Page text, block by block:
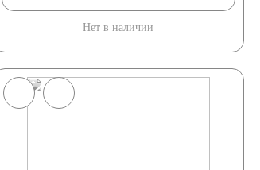
Нет в наличии